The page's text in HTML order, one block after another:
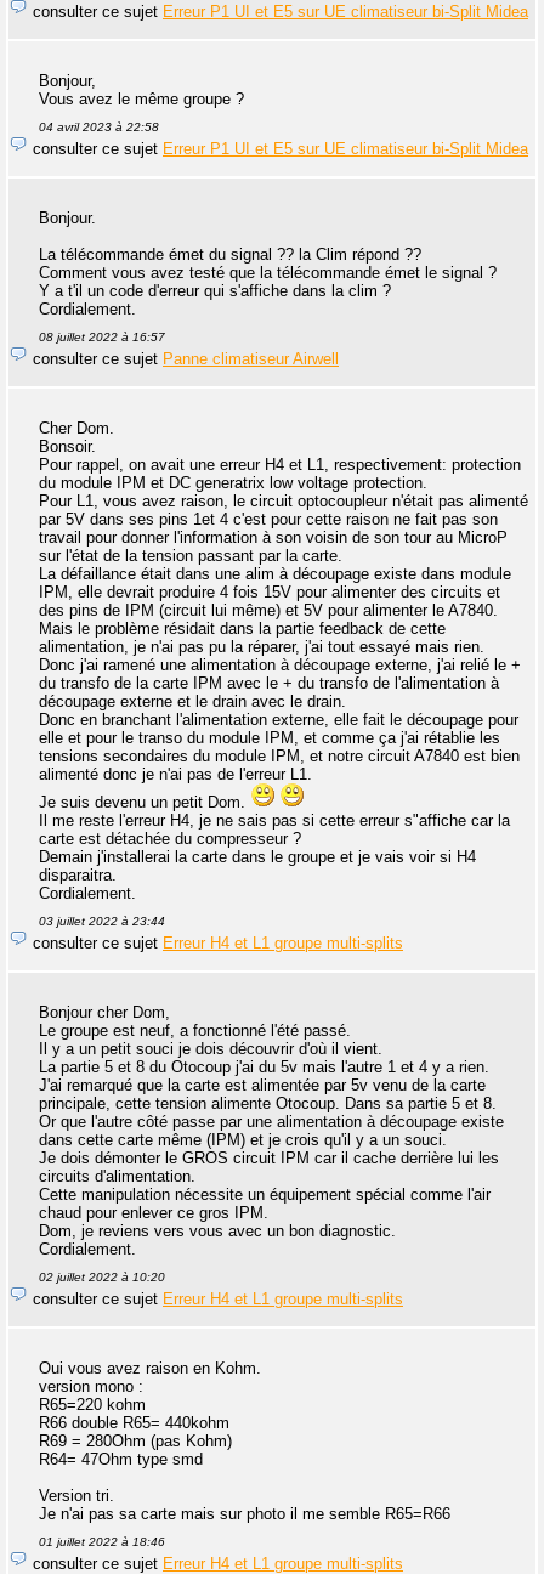
consulter ce sujet Erreur P1 UI et E5 sur UE climatiseur bi-Split Midea
Bonjour,
Vous avez le même groupe ?
04 avril 2023 à 22:58
consulter ce sujet Erreur P1 UI et E5 sur UE climatiseur bi-Split Midea
Bonjour.
La télécommande émet du signal ?? la Clim répond ??
Comment vous avez testé que la télécommande émet le signal ?
Y a t'il un code d'erreur qui s'affiche dans la clim ?
Cordialement.
08 juillet 2022 à 16:57
consulter ce sujet Panne climatiseur Airwell
Cher Dom.
Bonsoir.
Pour rappel, on avait une erreur H4 et L1, respectivement: protection
du module IPM et DC generatrix low voltage protection.
Pour L1, vous avez raison, le circuit optocoupleur n'était pas alimenté
par 5V dans ses pins 1et 4 c'est pour cette raison ne fait pas son
travail pour donner l'information à son voisin de son tour au MicroP
sur l'état de la tension passant par la carte.
La défaillance était dans une alim à découpage existe dans module
IPM, elle devrait produire 4 fois 15V pour alimenter des circuits et
des pins de IPM (circuit lui même) et 5V pour alimenter le A7840.
Mais le problème résidait dans la partie feedback de cette
alimentation, je n'ai pas pu la réparer, j'ai tout essayé mais rien.
Donc j'ai ramené une alimentation à découpage externe, j'ai relié le +
du transfo de la carte IPM avec le + du transfo de l'alimentation à
découpage externe et le drain avec le drain.
Donc en branchant l'alimentation externe, elle fait le découpage pour
elle et pour le transo du module IPM, et comme ça j'ai rétablie les
tensions secondaires du module IPM, et notre circuit A7840 est bien
alimenté donc je n'ai pas de l'erreur L1.
Je suis devenu un petit Dom.
Il me reste l'erreur H4, je ne sais pas si cette erreur s"affiche car la
carte est détachée du compresseur ?
Demain j'installerai la carte dans le groupe et je vais voir si H4
disparaitra.
Cordialement.
03 juillet 2022 à 23:44
consulter ce sujet Erreur H4 et L1 groupe multi-splits
Bonjour cher Dom,
Le groupe est neuf, a fonctionné l'été passé.
Il y a un petit souci je dois découvrir d'où il vient.
La partie 5 et 8 du Otocoup j'ai du 5v mais l'autre 1 et 4 y a rien.
J'ai remarqué que la carte est alimentée par 5v venu de la carte
principale, cette tension alimente Otocoup. Dans sa partie 5 et 8.
Or que l'autre côté passe par une alimentation à découpage existe
dans cette carte même (IPM) et je crois qu'il y a un souci.
Je dois démonter le GROS circuit IPM car il cache derrière lui les
circuits d'alimentation.
Cette manipulation nécessite un équipement spécial comme l'air
chaud pour enlever ce gros IPM.
Dom, je reviens vers vous avec un bon diagnostic.
Cordialement.
02 juillet 2022 à 10:20
consulter ce sujet Erreur H4 et L1 groupe multi-splits
Oui vous avez raison en Kohm.
version mono :
R65=220 kohm
R66 double R65= 440kohm
R69 = 280Ohm (pas Kohm)
R64= 47Ohm type smd
Version tri.
Je n'ai pas sa carte mais sur photo il me semble R65=R66
01 juillet 2022 à 18:46
consulter ce sujet Erreur H4 et L1 groupe multi-splits